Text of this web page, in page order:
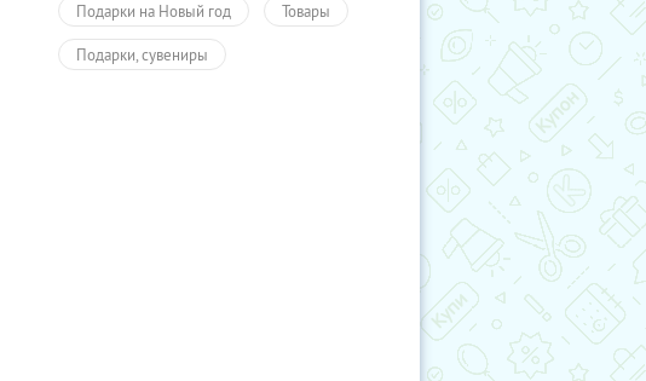
Подарки на Новый год Товары
Подарки, сувениры